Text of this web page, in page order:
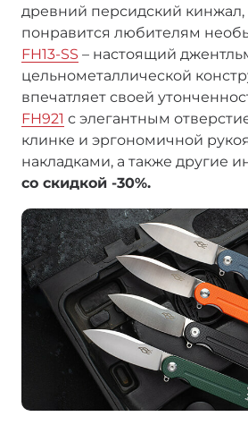
древний персидский кинжал,
понравится любителям
FH13-SS – настоящий
цельнометаллической
впечатляет своей
FH921 с элегантным
клинке и эргономичной
накладками, а также другие
со скидкой -30%.